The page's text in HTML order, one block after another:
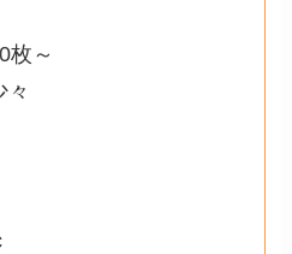
枚～
々